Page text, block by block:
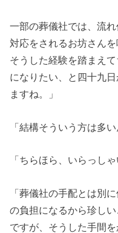
一部の葬儀社では、流
対応をされるお坊さん
そうした経験を踏まえ
になりたい、と四十九
ますね。」
「結構そういう方は多い
「ちらほら、いらっしゃ
「葬儀社の手配とは別
の負担になるから珍し
ですが、そうした手間